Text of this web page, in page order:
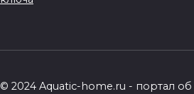
© 2024 Aquatic-home.ru - портал